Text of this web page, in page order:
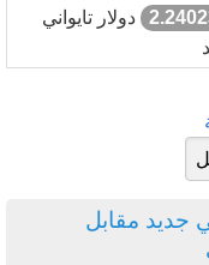
دولار تايواني
جديد مقابل